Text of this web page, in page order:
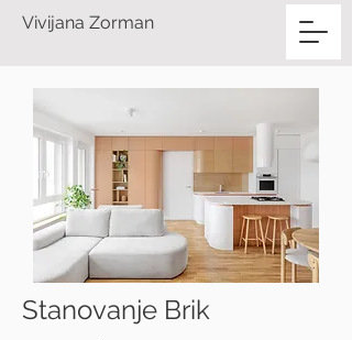
Vivijana Zorman
Stanovanje Brik